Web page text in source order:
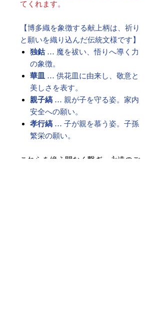
てくれます。
【博多織を象徴する献上柄は、祈り
と願いを織り込んだ伝統文様です】
独鈷… 魔を祓い、悟りへ導く力
の象徴。
華皿 … 供花皿に由来し、敬意と
美しさを表す。
親子縞 … 親が子を守る姿。家内
安全への願い。
孝行縞 … 子が親を慕う姿。子孫
繁栄の願い。
これらを絶え間なく繋ぎ、永遠のご